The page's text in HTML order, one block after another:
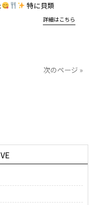
特に貝類
詳細はこちら
次のページ »